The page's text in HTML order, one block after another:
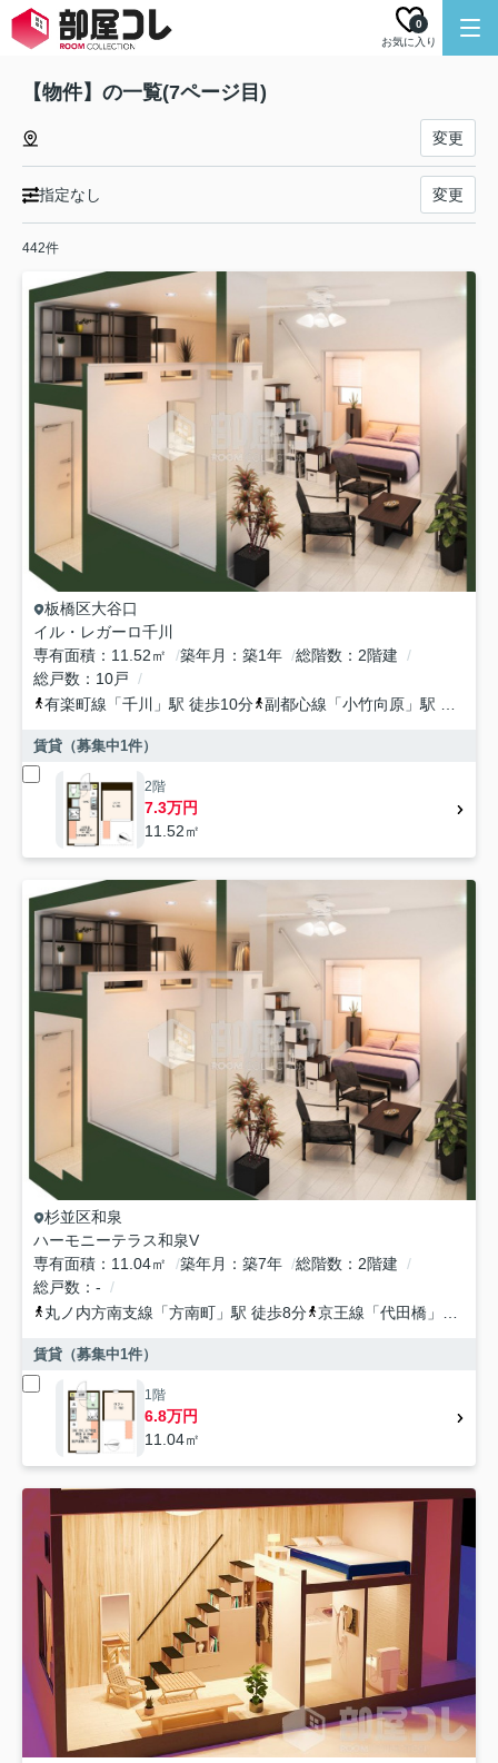
お気に入り
0
【物件】の一覧(7ページ目)
変更
指定なし 変更
442件
板橋区大谷口
イル・レガーロ千川
専有面積
11.52㎡ 築年月 築1年 総階数
2階建
総戸数
10戸
有楽町線 「千川 」駅 徒歩10分 副都心線 「小竹向原 」駅 徒歩12分
賃貸（募集中1件）
2階
7.3万円
11.52㎡
杉並区和泉
ハーモニーテラス和泉V
専有面積
11.04㎡ 築年月 築7年 総階数
2階建
総戸数
-
丸ノ内方南支線 「方南町 」駅 徒歩8分 京王線 「代田橋 」駅 徒歩20分
賃貸（募集中1件）
1階
6.8万円
11.04㎡